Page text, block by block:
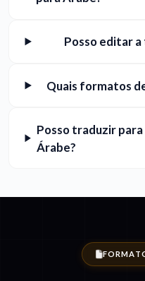
Posso editar
Quais formatos
Posso traduzir
Árabe?